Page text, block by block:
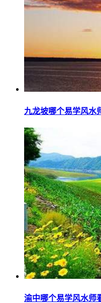
九龙坡哪个易学风水
渝中哪个易学风水师